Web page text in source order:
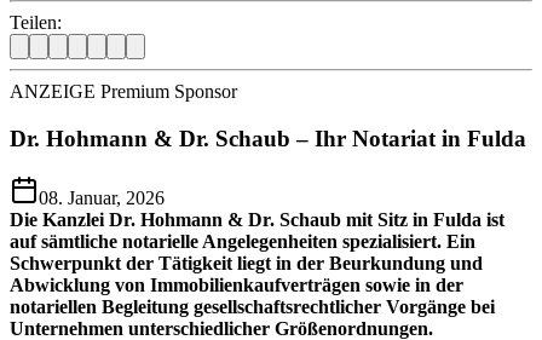
Teilen:
ANZEIGE Premium Sponsor
Dr. Hohmann & Dr. Schaub – Ihr Notariat in Fulda
08. Januar, 2026
Die Kanzlei Dr. Hohmann & Dr. Schaub mit Sitz in Fulda ist
auf sämtliche notarielle Angelegenheiten spezialisiert. Ein
Schwerpunkt der Tätigkeit liegt in der Beurkundung und
Abwicklung von Immobilienkaufverträgen sowie in der
notariellen Begleitung gesellschaftsrechtlicher Vorgänge bei
Unternehmen unterschiedlicher Größenordnungen.